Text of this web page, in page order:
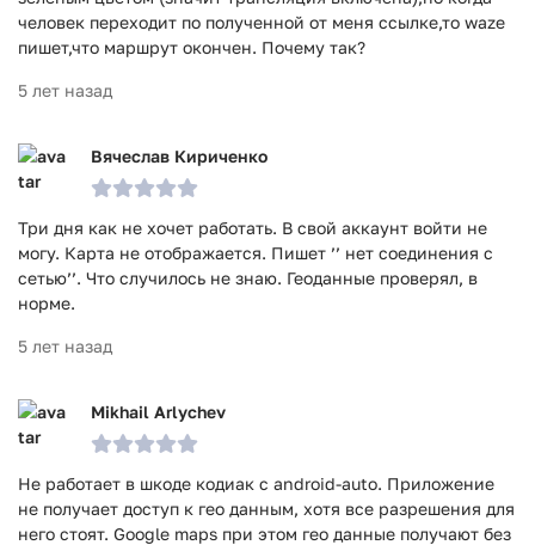
человек переходит по полученной от меня ссылке,то waze
пишет,что маршрут окончен. Почему так?
5 лет назад
Вячеслав Кириченко
Три дня как не хочет работать. В свой аккаунт войти не
могу. Карта не отображается. Пишет ’’ нет соединения с
сетью’’. Что случилось не знаю. Геоданные проверял, в
норме.
5 лет назад
Mikhail Arlychev
Не работает в шкоде кодиак с android-auto. Приложение
не получает доступ к гео данным, хотя все разрешения для
него стоят. Google maps при этом гео данные получают без